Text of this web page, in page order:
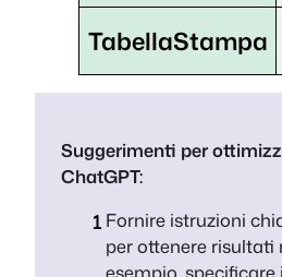
TabellaStampa
Suggerimenti per
ChatGPT:
Fornire istruzioni
per ottenere risultati